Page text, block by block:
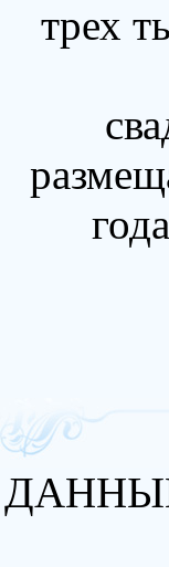
трех